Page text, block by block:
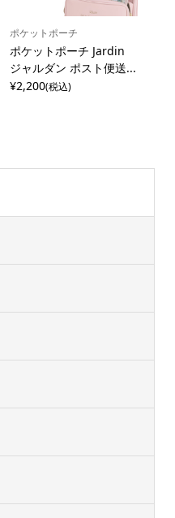
ポケットポーチ
ポケットポーチ Jardin
ジャルダン ポスト便送...
¥2,200(税込)